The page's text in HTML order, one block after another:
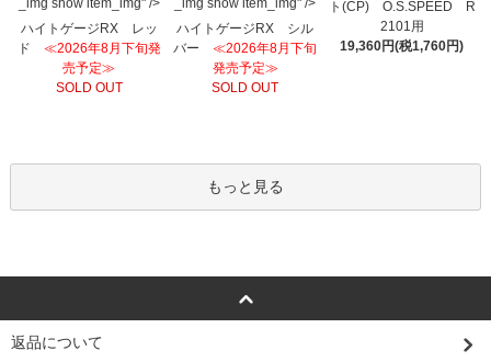
_img show item_img" />
ハイトゲージRX レッ
ド ≪2026年8月下旬発
売予定≫
SOLD OUT
_img show item_img" />
ハイトゲージRX シル
バー ≪2026年8月下旬
発売予定≫
SOLD OUT
ト(CP) O.S.SPEED R
2101用
19,360円(税1,760円)
もっと見る
返品について